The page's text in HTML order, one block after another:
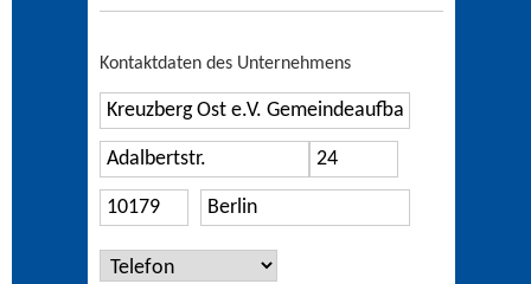
Kontaktdaten des Unternehmens